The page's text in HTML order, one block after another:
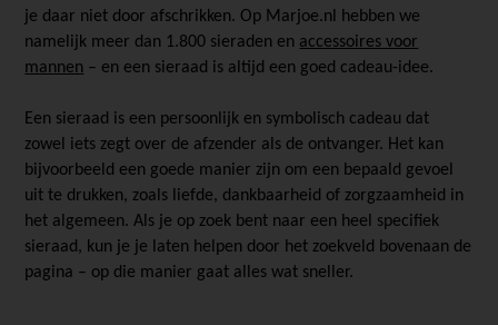
je daar niet door afschrikken. Op Marjoe.nl hebben we
namelijk meer dan 1.800 sieraden en accessoires voor
mannen – en een sieraad is altijd een goed cadeau-idee.
Een sieraad is een persoonlijk en symbolisch cadeau dat
zowel iets zegt over de afzender als de ontvanger. Het kan
bijvoorbeeld een goede manier zijn om een bepaald gevoel
uit te drukken, zoals liefde, dankbaarheid of zorgzaamheid in
het algemeen. Als je op zoek bent naar een heel specifiek
sieraad, kun je je laten helpen door het zoekveld bovenaan de
pagina – op die manier gaat alles wat sneller.